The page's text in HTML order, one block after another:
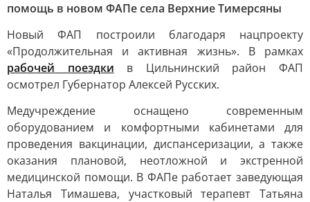
помощь в новом ФАПе села Верхние Тимерсяны
Новый ФАП построили благодаря нацпроекту
«Продолжительная и активная жизнь». В рамках
рабочей поездки в Цильнинский район ФАП
осмотрел Губернатор Алексей Русских.
Медучреждение оснащено современным
оборудованием и комфортными кабинетами для
проведения вакцинации, диспансеризации, а также
оказания плановой, неотложной и экстренной
медицинской помощи. В ФАПе работает заведующая
Наталья Тимашева, участковый терапевт Татьяна